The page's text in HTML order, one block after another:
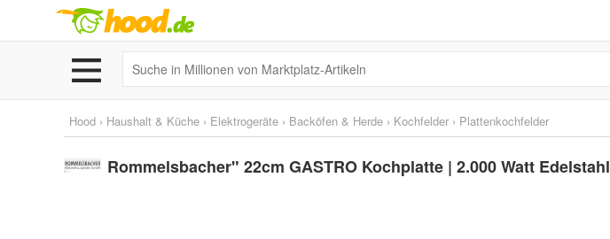
Hood › Haushalt & Küche › Elektrogeräte › Backöfen & Herde › Kochfelder › Plattenkochfelder
Rommelsbacher" 22cm GASTRO Kochplatte | 2.000 Watt Edelstahl